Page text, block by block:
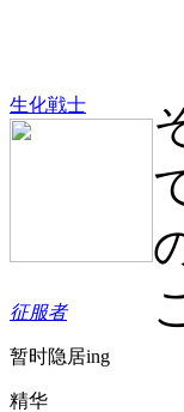
生化戦士
征服者
暂时隐居ing
精华